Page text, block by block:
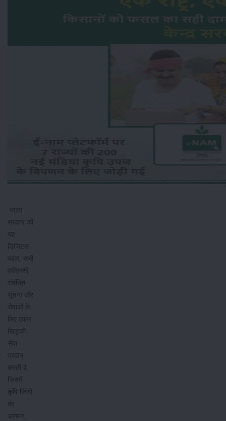
भारत
सरकार की
यह
डिजिटल
पहल, सभी
एपीएमसी
संबंधित
सूचना और
सेवाओं के
लिए एकल
खिड़की
सेवा
प्रदान
करती है,
जिसमें
कृषि जिंसों
का
आगमन,